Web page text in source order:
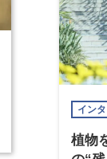
イン
植物